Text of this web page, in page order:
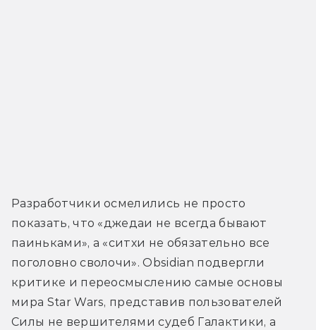
Разработчики осмелились не просто
показать, что «джедаи не всегда бывают
паиньками», а «ситхи не обязательно все
поголовно сволочи». Obsidian подвергли
критике и переосмыслению самые основы
мира Star Wars, представив пользователей
Силы не вершителями судеб Галактики, а